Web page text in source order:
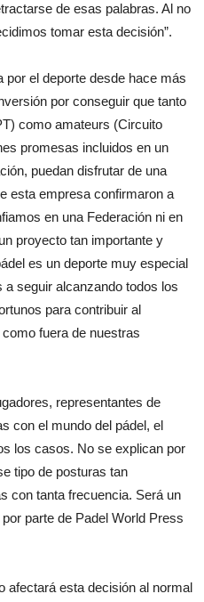
de esas palabras. Al no
tomar esta decisión”.
el deporte desde hace más
por conseguir que tanto
como amateurs (Circuito
promesas incluidos en un
puedan disfrutar de una
esta empresa confirmaron a
en una Federación ni en
proyecto tan importante y
es un deporte muy especial
seguir alcanzando todos los
para contribuir al
fuera de nuestras
representantes de
con el mundo del pádel, el
los casos. No se explican por
tipo de posturas tan
con tanta frecuencia. Será un
parte de Padel World Press
afectará esta decisión al normal